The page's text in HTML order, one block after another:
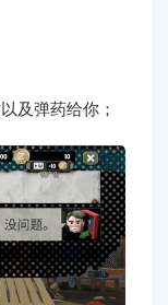
及弹药给你；